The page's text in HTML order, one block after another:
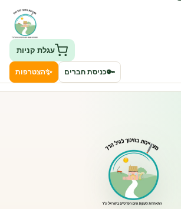
עגלת קניות
🔑כניסת חברים ✨הצטרפות